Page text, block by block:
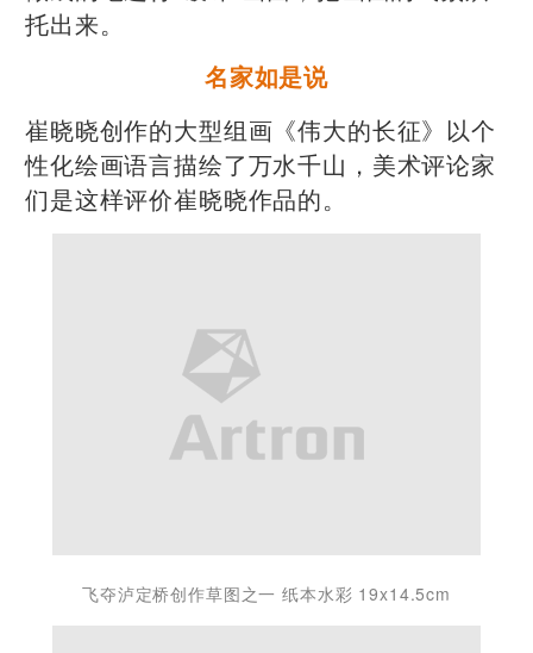
托出来。
名家如是说
崔晓晓创作的大型组画《伟大的长征》以个
性化绘画语言描绘了万水千山，美术评论家
们是这样评价崔晓晓作品的。
飞夺泸定桥创作草图之一 纸本水彩 19x14.5cm